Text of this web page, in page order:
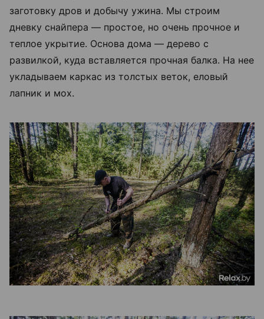
заготовку дров и добычу ужина. Мы строим
дневку снайпера — простое, но очень прочное и
теплое укрытие. Основа дома — дерево с
развилкой, куда вставляется прочная балка. На нее
укладываем каркас из толстых веток, еловый
лапник и мох.